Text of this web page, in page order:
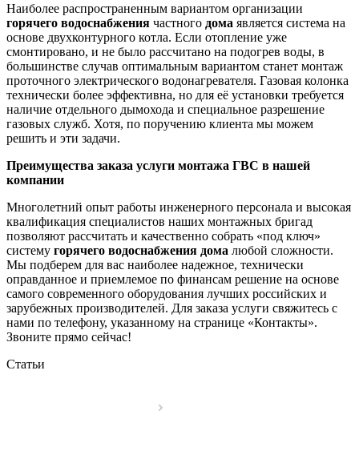
Наиболее распространенным вариантом организации
горячего водоснабжения частного дома является система на
основе двухконтурного котла. Если отопление уже
смонтировано, и не было рассчитано на подогрев воды, в
большинстве случав оптимальным вариантом станет монтаж
проточного электрического водонагревателя. Газовая колонка
технически более эффективна, но для её установки требуется
наличие отдельного дымохода и специальное разрешение
газовых служб. Хотя, по поручению клиента мы можем
решить и эти задачи.
Преимущества заказа услуги монтажа ГВС в нашей
компании
Многолетний опыт работы инженерного персонала и высокая
квалификация специалистов наших монтажных бригад
позволяют рассчитать и качественно собрать «под ключ»
систему горячего водоснабжения дома любой сложности.
Мы подберем для вас наиболее надежное, технически
оправданное и приемлемое по финансам решение на основе
самого современного оборудования лучших российских и
зарубежных производителей. Для заказа услуги свяжитесь с
нами по телефону, указанному на странице «Контакты».
Звоните прямо сейчас!
Статьи